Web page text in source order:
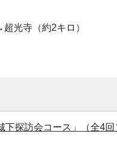
光寺（約2キロ）
探訪会コース」（全4回